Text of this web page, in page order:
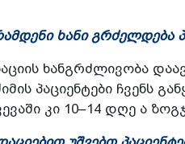
ხანი გრძელდება
ხანგრძლივობა
პაციენტები ჩვენს
კი 10–14 დღე ა